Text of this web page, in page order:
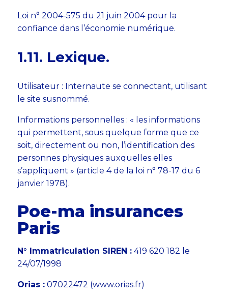
Loi n° 2004-575 du 21 juin 2004 pour la
confiance dans l’économie numérique.
​​​​​​​1.11. Lexique.
Utilisateur : Internaute se connectant, utilisant
le site susnommé.
Informations personnelles : « les informations
qui permettent, sous quelque forme que ce
soit, directement ou non, l’identification des
personnes physiques auxquelles elles
s’appliquent » (article 4 de la loi n° 78-17 du 6
janvier 1978).
Poe-ma insurances
Paris
N° Immatriculation SIREN : 419 620 182 le
24/07/1998
Orias : 07022472 (www.orias.fr)